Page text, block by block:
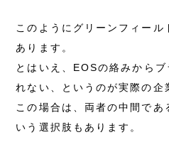
このようにグリーンフィー
あります。
とはいえ、EOSの絡みから
れない、というのが実際の企
この場合は、両者の中間であ
いう選択肢もあります。